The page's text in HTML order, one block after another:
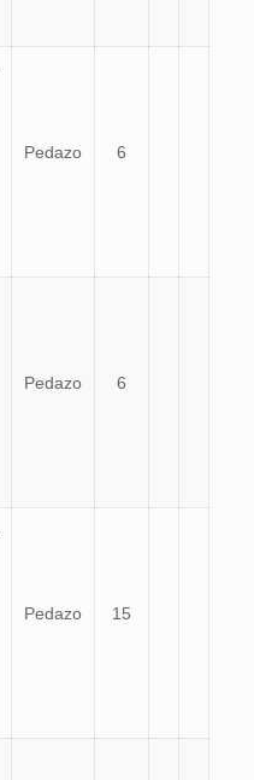
Pedazo 6
Pedazo 6
Pedazo 15